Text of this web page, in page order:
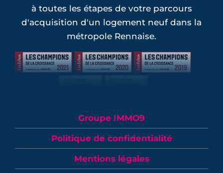
à toutes les étapes de votre parcours
d'acquisition d'un logement neuf dans la
métropole Rennaise.
Groupe IMMO9
Politique de confidentialité
Mentions légales